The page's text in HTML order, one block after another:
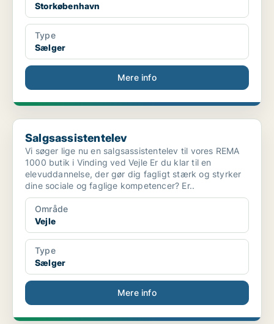
Storkøbenhavn
Type
Sælger
Mere info
Salgsassistentelev
Salgsassistentelev
Vi søger lige nu en salgsassistentelev til vores REMA
1000 butik i Vinding ved Vejle Er du klar til en
elevuddannelse, der gør dig fagligt stærk og styrker
dine sociale og faglige kompetencer? Er..
Område
Vejle
Type
Sælger
Mere info